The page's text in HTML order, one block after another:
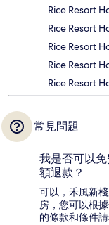
Rice Resort
Rice Resort
Rice Resort
Rice Resort
Rice Resort
常見問題
我是否可以
額退款？
可以，禾風新
房，您可以根
的條款和條件